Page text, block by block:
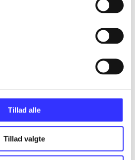
Tillad alle
Tillad valgte